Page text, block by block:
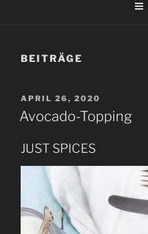
BEITRÄGE
VERÖFFENTLICHT
AM
APRIL 26, 2020
Avocado-Topping
JUST SPICES